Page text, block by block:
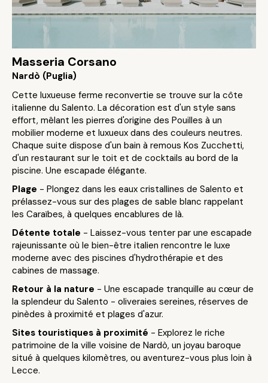
Masseria Corsano
Nardò (Puglia)
Cette luxueuse ferme reconvertie se trouve sur la côte
italienne du Salento. La décoration est d'un style sans
effort, mêlant les pierres d'origine des Pouilles à un
mobilier moderne et luxueux dans des couleurs neutres.
Chaque suite dispose d'un bain à remous Kos Zucchetti,
d'un restaurant sur le toit et de cocktails au bord de la
piscine. Une escapade élégante.
Plage - Plongez dans les eaux cristallines de Salento et
prélassez-vous sur des plages de sable blanc rappelant
les Caraïbes, à quelques encablures de là.
Détente totale - Laissez-vous tenter par une escapade
rajeunissante où le bien-être italien rencontre le luxe
moderne avec des piscines d'hydrothérapie et des
cabines de massage.
Retour à la nature - Une escapade tranquille au cœur de
la splendeur du Salento - oliveraies sereines, réserves de
pinèdes à proximité et plages d'azur.
Sites touristiques à proximité - Explorez le riche
patrimoine de la ville voisine de Nardò, un joyau baroque
situé à quelques kilomètres, ou aventurez-vous plus loin à
Lecce.